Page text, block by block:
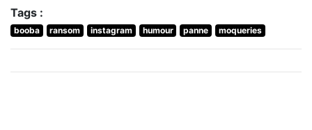
Tags :
booba ransom instagram humour panne moqueries